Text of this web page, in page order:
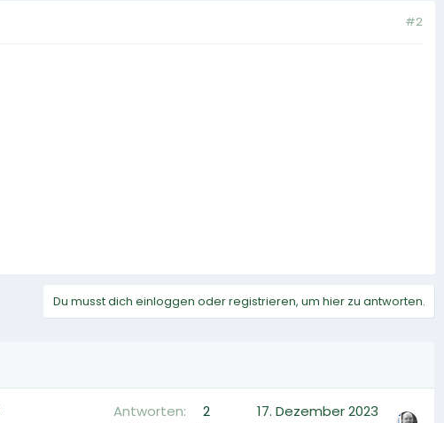
#2
Du musst dich einloggen oder registrieren, um hier zu antworten.
Antworten 2 17. Dezember 2023